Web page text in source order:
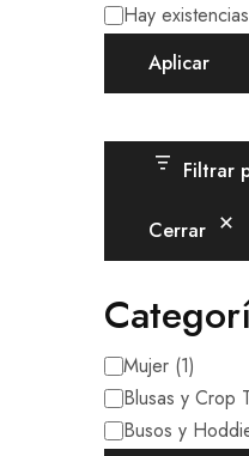
Hay existencias
Aplicar
Filtrar
Cerrar
Mujer (1)
Blusas y Crop
Busos y